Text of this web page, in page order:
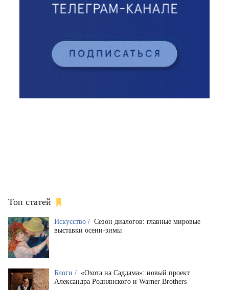
Топ статей
Искусство / Сезон диалогов: главные мировые
выставки осени-зимы
Блоги / «Охота на Саддама»: новый проект
Александра Роднянского и Warner Brothers